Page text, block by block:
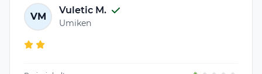
VM
Vuletic M.
Umiken